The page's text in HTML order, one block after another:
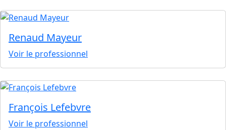
Renaud Mayeur
Voir le professionnel
François Lefebvre
Voir le professionnel